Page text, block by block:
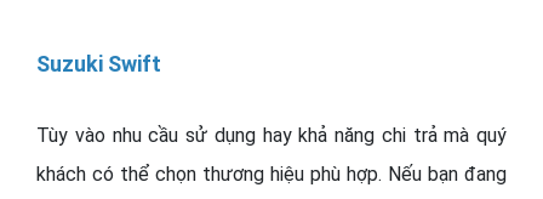
Suzuki Swift
Tùy vào nhu cầu sử dụng hay khả năng chi trả mà quý
khách có thể chọn thương hiệu phù hợp. Nếu bạn đang